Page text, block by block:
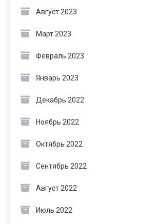
Август 2023
Март 2023
Февраль 2023
Январь 2023
Декабрь 2022
Ноябрь 2022
Октябрь 2022
Сентябрь 2022
Август 2022
Июль 2022